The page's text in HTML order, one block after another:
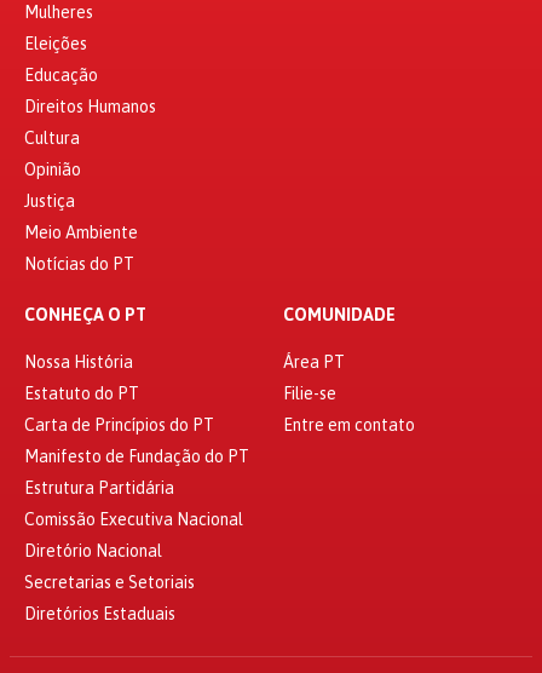
Mulheres
Eleições
Educação
Direitos Humanos
Cultura
Opinião
Justiça
Meio Ambiente
Notícias do PT
CONHEÇA O PT
Nossa História
Estatuto do PT
Carta de Princípios do PT
Manifesto de Fundação do PT
Estrutura Partidária
Comissão Executiva Nacional
Diretório Nacional
Secretarias e Setoriais
Diretórios Estaduais
COMUNIDADE
Área PT
Filie-se
Entre em contato